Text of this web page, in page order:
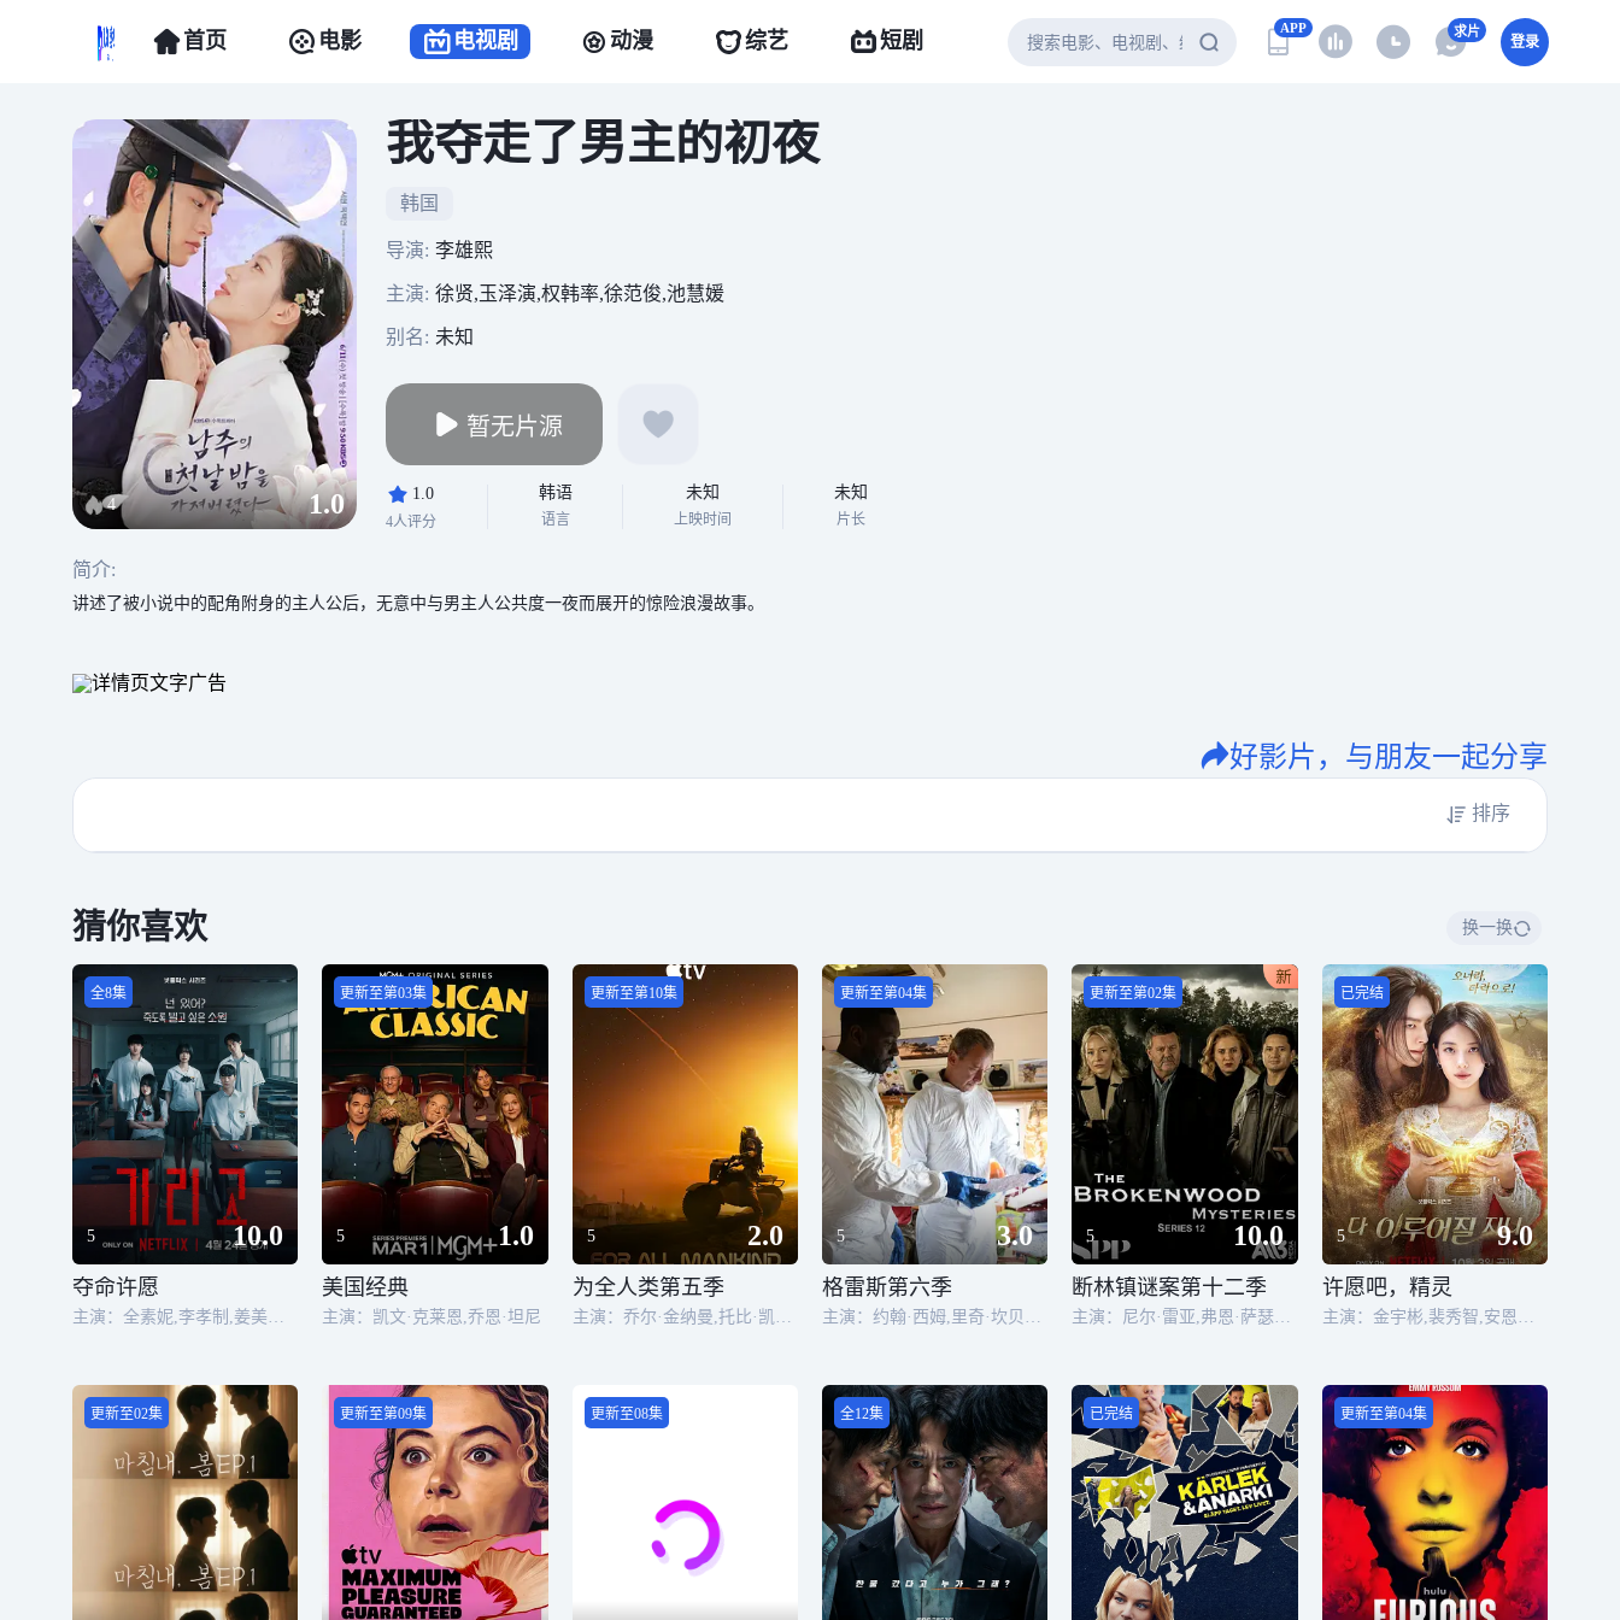
首页 电影 电视剧 动漫 综艺 短剧
APP 求片
登录
4 1.0
我夺走了男主的初夜
韩国
导演: 李雄熙
主演: 徐贤,玉泽演,权韩率,徐范俊,池慧媛
别名: 未知
暂无片源
1.0
4人评分
韩语
语言
未知
上映时间
未知
片长
简介:
讲述了被小说中的配角附身的主人公后，无意中与男主人公共度一夜而展开的惊险浪漫故事。
好影片，与朋友一起分享
排序
猜你喜欢 换一换
5 10.0
全8集
夺命许愿
主演：全素妮,李孝制,姜美娜,卢在元,玄宇锡
5 1.0
更新至第03集
美国经典
主演：凯文·克莱恩,乔恩·坦尼
5 2.0
更新至第10集
为全人类第五季
主演：乔尔·金纳曼,托比·凯贝尔,埃迪·盖瑟吉,吴辛惠,科拉尔·培尼亚,瑞安·施密特,米瑞·伊诺丝,科斯塔·罗宁,肖恩·考夫曼,露比·克鲁兹,伊内斯·霍伊塞特·艾瑟森
5 3.0
更新至第04集
格雷斯第六季
主演：约翰·西姆,里奇·坎贝尔,劳·巴拉德法,Victoria Bolt,劳拉·埃尔芬斯通,Brad Morrison,朱丽叶·莫塔梅德,佐伊·塔珀
5 10.0
更新至第02集
断林镇谜案第十二季
主演：尼尔·雷亚,弗恩·萨瑟兰,克里斯蒂娜·谢尔班·扬达,Jarod Rawiri
5 9.0
已完结
许愿吧，精灵
主演：金宇彬,裴秀智,安恩真,鲁常泫,高圭弼,李周英,宋慧乔,金志勋
更新至02集 更新至第09集 更新至08集 全12集 已完结 更新至第04集